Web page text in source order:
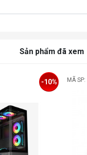
Sản phẩm đã xem
-10% MÃ SP: